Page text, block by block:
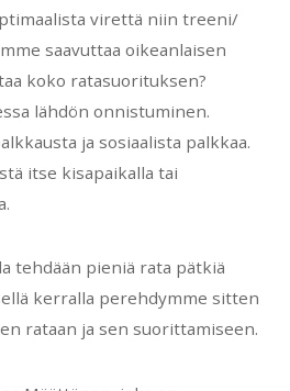
virettä niin treeni/
saavuttaa oikeanlaisen
koko ratasuorituksen?
lähdön onnistuminen.
ja sosiaalista palkkaa.
itse kisapaikalla tai
tehdään pieniä rata pätkiä
kerralla perehdymme sitten
rataan ja sen suorittamiseen.